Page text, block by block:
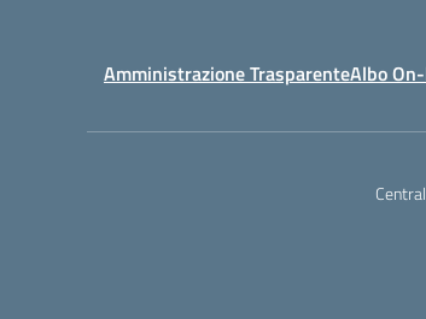
Amministrazione TrasparenteAlbo